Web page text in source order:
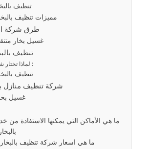
تنظيف
مميزات تنظيف
طرق شركة
غسيل بخار
تنظيف
لماذا تختار شركتنا :
تنظيف
شركة تنظيف منازل
غسيل
ما هي الأماكن التي يمكنها الاستفادة من
ما هي اسعار شركة تنظيف